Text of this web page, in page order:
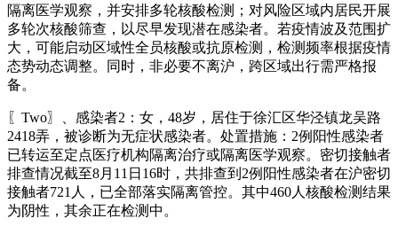
隔离医学观察，并安排多轮核酸检测；对风险区域内居民开展
多轮次核酸筛查，以尽早发现潜在感染者。若疫情波及范围扩
大，可能启动区域性全员核酸或抗原检测，检测频率根据疫情
态势动态调整。同时，非必要不离沪，跨区域出行需严格报
备。
〖Two〗、感染者2：女，48岁，居住于徐汇区华泾镇龙吴路
2418弄，被诊断为无症状感染者。处置措施：2例阳性感染者
已转运至定点医疗机构隔离治疗或隔离医学观察。密切接触者
排查情况截至8月11日16时，共排查到2例阳性感染者在沪密切
接触者721人，已全部落实隔离管控。其中460人核酸检测结果
为阴性，其余正在检测中。